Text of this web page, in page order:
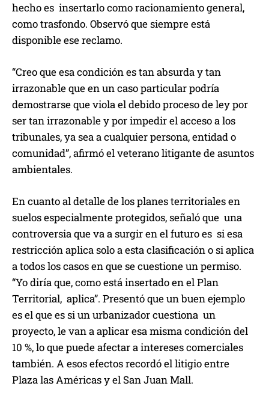
hecho es insertarlo como racionamiento general,
como trasfondo. Observó que siempre está
disponible ese reclamo.
“Creo que esa condición es tan absurda y tan
irrazonable que en un caso particular podría
demostrarse que viola el debido proceso de ley por
ser tan irrazonable y por impedir el acceso a los
tribunales, ya sea a cualquier persona, entidad o
comunidad”, afirmó el veterano litigante de asuntos
ambientales.
En cuanto al detalle de los planes territoriales en
suelos especialmente protegidos, señaló que una
controversia que va a surgir en el futuro es si esa
restricción aplica solo a esta clasificación o si aplica
a todos los casos en que se cuestione un permiso.
“Yo diría que, como está insertado en el Plan
Territorial, aplica”. Presentó que un buen ejemplo
es el que es si un urbanizador cuestiona un
proyecto, le van a aplicar esa misma condición del
10 %, lo que puede afectar a intereses comerciales
también. A esos efectos recordó el litigio entre
Plaza las Américas y el San Juan Mall.